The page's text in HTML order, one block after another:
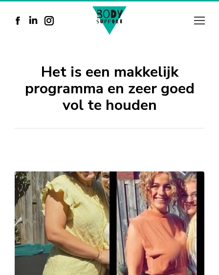
Facebook
new
Linkedin
new
Instagram
in
new
window
Het is een makkelijk
programma en zeer goed
vol te houden